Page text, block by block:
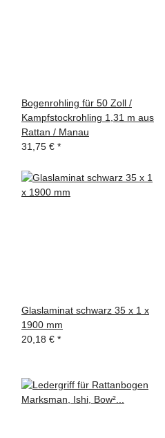
Bogenrohling für 50 Zoll /
Kampfstockrohling 1,31 m aus
Rattan / Manau
31,75 € *
Glaslaminat schwarz 35 x 1 x
1900 mm
20,18 € *